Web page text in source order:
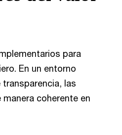
para
En un entorno
las
coherente en